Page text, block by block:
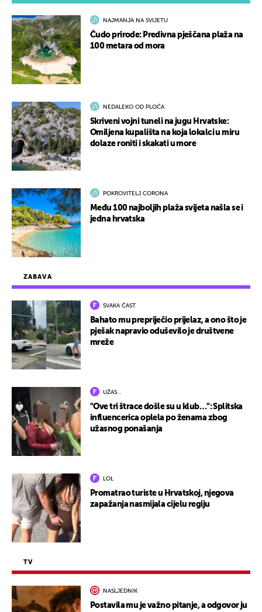
ZABAVA
SVAKA ČAST
Bahato mu prepriječio prijelaz, a ono što je
pješak napravio oduševilo je društvene
mreže
UŽAS…
"Ove tri štrace došle su u klub…": Splitska
influencerica oplela po ženama zbog
užasnog ponašanja
LOL
Promatrao turiste u Hrvatskoj, njegova
zapažanja nasmijala cijelu regiju
TV
NASLJEDNIK
Postavila mu je važno pitanje, a odgovor ju
NAJMANJA NA SVIJETU
Čudo prirode: Predivna pješčana plaža na
100 metara od mora
NEDALEKO OD PLOČA
Skriveni vojni tuneli na jugu Hrvatske:
Omiljena kupališta na koja lokalci u miru
dolaze roniti i skakati u more
POKROVITELJ CORONA
Među 100 najboljih plaža svijeta našla se i
jedna hrvatska